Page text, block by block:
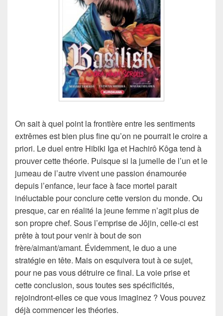
On sait à quel point la frontière entre les sentiments
extrêmes est bien plus fine qu’on ne pourrait le croire a
priori. Le duel entre Hibiki Iga et Hachirô Kôga tend à
prouver cette théorie. Puisque si la jumelle de l’un et le
jumeau de l’autre vivent une passion énamourée
depuis l’enfance, leur face à face mortel parait
inéluctable pour conclure cette version du monde. Ou
presque, car en réalité la jeune femme n’agit plus de
son propre chef. Sous l’emprise de Jôjin, celle-ci est
prête à tout pour venir à bout de son
frère/aimant/amant. Évidemment, le duo a une
stratégie en tête. Mais on esquivera tout à ce sujet,
pour ne pas vous détruire ce final. La voie prise et
cette conclusion, sous toutes ses spécificités,
rejoindront-elles ce que vous imaginez ? Vous pouvez
déjà commencer les théories.